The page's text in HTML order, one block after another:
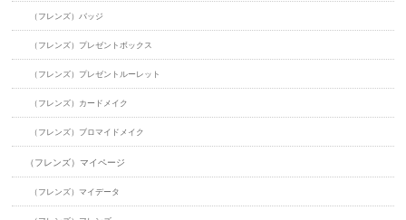
（フレンズ）バッジ
（フレンズ）プレゼントボックス
（フレンズ）プレゼントルーレット
（フレンズ）カードメイク
（フレンズ）ブロマイドメイク
（フレンズ）マイページ
（フレンズ）マイデータ